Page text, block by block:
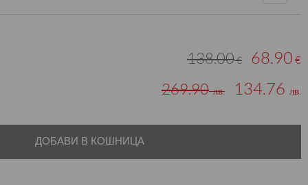
138.00€ 68.90 €
269.90лв. 134.76 лв.
ДОБАВИ В КОШНИЦА